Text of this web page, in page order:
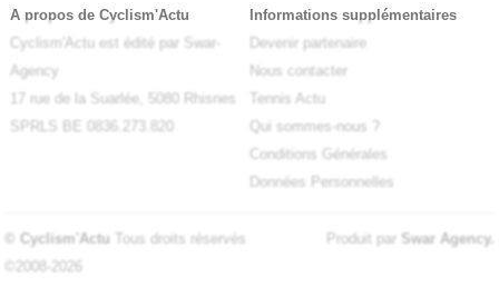
A propos de Cyclism'Actu
Cyclism'Actu est édité par Swar-
Agency
17 rue de la Suarlée, 5080 Rhisnes
SPRLS BE 0836.273.820
Informations supplémentaires
Devenir partenaire
Nous contacter
Tennis Actu
Qui sommes-nous ?
Conditions Générales
Données Personnelles
© Cyclism'Actu Tous droits réservés
©2008-2026
Produit par Swar Agency.